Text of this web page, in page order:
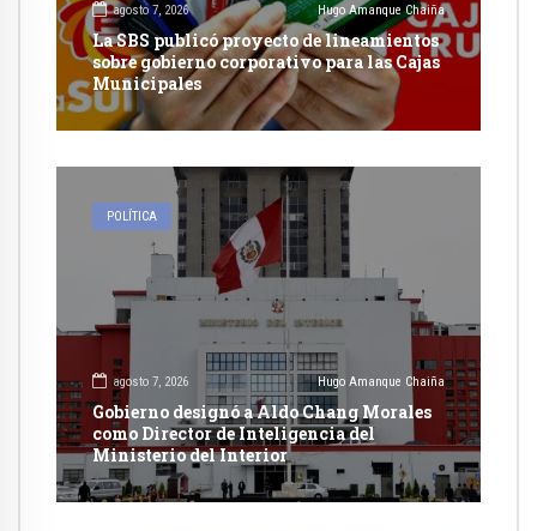
agosto 7, 2026 Hugo Amanque Chaiña
La SBS publicó proyecto de lineamientos
sobre gobierno corporativo para las Cajas
Municipales
POLÍTICA
agosto 7, 2026 Hugo Amanque Chaiña
Gobierno designó a Aldo Chang Morales
como Director de Inteligencia del
Ministerio del Interior